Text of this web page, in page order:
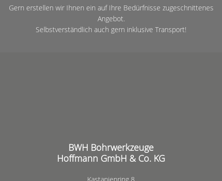
Gern erstellen wir Ihnen ein auf Ihre Bedürfnisse zugeschnittenes
Angebot.
Selbstverständlich auch gern inklusive Transport!
BWH Bohrwerkzeuge
Hoffmann GmbH & Co. KG
Kastanienring 8